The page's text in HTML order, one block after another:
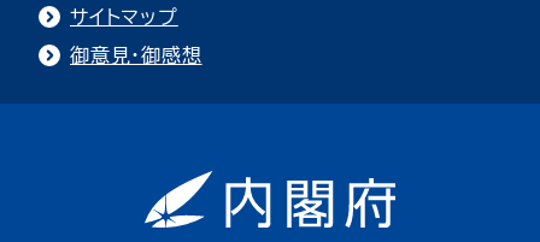
サイトマップ
御意見・御感想